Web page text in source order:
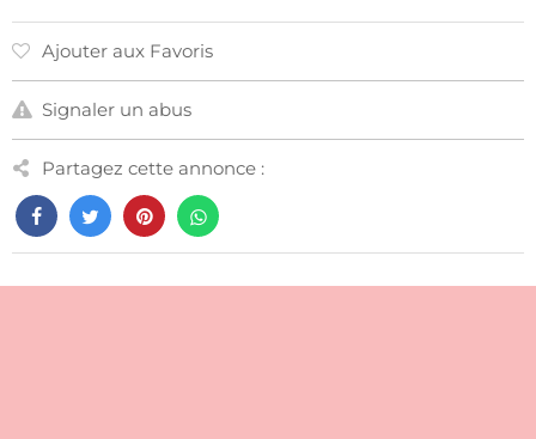
Ajouter aux Favoris
Signaler un abus
Partagez cette annonce :